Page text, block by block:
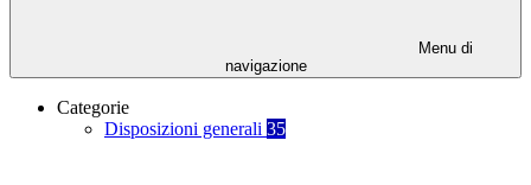
Menu di
navigazione
Categorie
Disposizioni generali 35